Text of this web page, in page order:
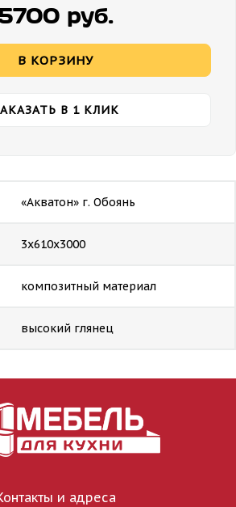
руб.
В КОРЗИНУ
В 1 КЛИК
«Акватон» г. Обоянь
3х610х3000
композитный материал
высокий глянец
и адреса